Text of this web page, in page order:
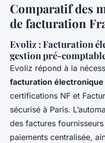
Comparatif des
de facturation
Evoliz : Facturation
gestion pré-
Evoliz répond à la
facturation
certifications NF et
sécurisé à Paris.
des factures
paiements centralisée,